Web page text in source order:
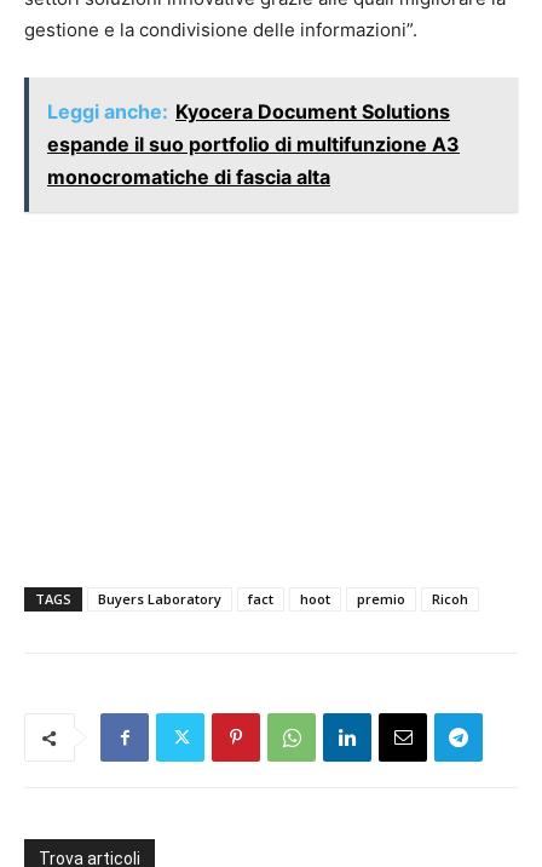
gestione e la condivisione delle informazioni”.
Leggi anche: Kyocera Document Solutions
espande il suo portfolio di multifunzione A3
monocromatiche di fascia alta
TAGS Buyers Laboratory fact hoot premio Ricoh
Trova articoli